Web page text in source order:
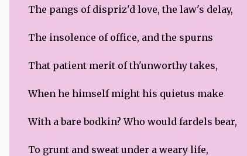
The pangs of dispriz'd love, the law's delay,
The insolence of office, and the spurns
That patient merit of th'unworthy takes,
When he himself might his quietus make
With a bare bodkin? Who would fardels bear,
To grunt and sweat under a weary life,